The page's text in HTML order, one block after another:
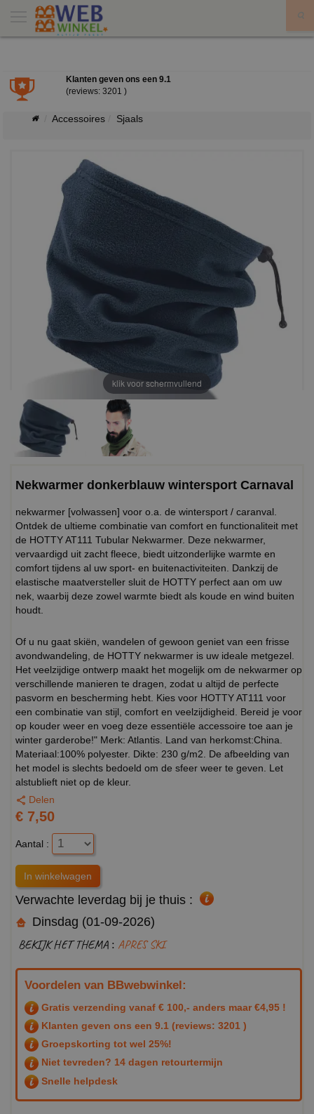
Klanten geven ons een 9.1
(reviews: 3201 )
Accessoires Sjaals
klik voor schermvullend
Nekwarmer donkerblauw wintersport Carnaval
nekwarmer [volwassen] voor o.a. de wintersport / caranval.
Ontdek de ultieme combinatie van comfort en functionaliteit met
de HOTTY AT111 Tubular Nekwarmer. Deze nekwarmer,
vervaardigd uit zacht fleece, biedt uitzonderlijke warmte en
comfort tijdens al uw sport- en buitenactiviteiten. Dankzij de
elastische maatversteller sluit de HOTTY perfect aan om uw
nek, waarbij deze zowel warmte biedt als koude en wind buiten
houdt.
Of u nu gaat skiën, wandelen of gewoon geniet van een frisse
avondwandeling, de HOTTY nekwarmer is uw ideale metgezel.
Het veelzijdige ontwerp maakt het mogelijk om de nekwarmer op
verschillende manieren te dragen, zodat u altijd de perfecte
pasvorm en bescherming hebt. Kies voor HOTTY AT111 voor
een combinatie van stijl, comfort en veelzijdigheid. Bereid je voor
op kouder weer en voeg deze essentiële accessoire toe aan je
winter garderobe!" Merk: Atlantis. Land van herkomst:China.
Materiaal:100% polyester. Dikte: 230 g/m2. De afbeelding van
het model is slechts bedoeld om de sfeer weer te geven. Let
alstublieft niet op de kleur.
Delen
€ 7,50
Aantal :
Verwachte leverdag bij je thuis :
Dinsdag (01-09-2026)
BEKIJK HET THEMA : APRES SKI
Voordelen van BBwebwinkel:
Gratis verzending vanaf € 100,- anders maar €4,95 !
Klanten geven ons een 9.1 (reviews: 3201 )
Groepskorting tot wel 25%!
Niet tevreden? 14 dagen retourtermijn
Snelle helpdesk